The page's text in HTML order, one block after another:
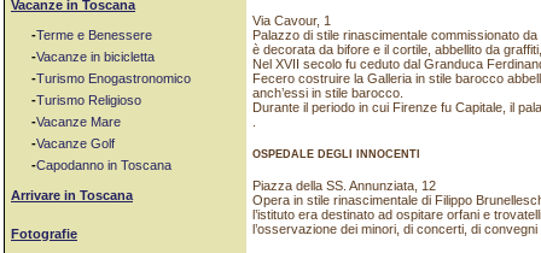
Vacanze in Toscana
-Terme e Benessere
-Vacanze in bicicletta
-Turismo Enogastronomico
-Turismo Religioso
-Vacanze Mare
-Vacanze Golf
-Capodanno in Toscana
Arrivare in Toscana
Fotografie
Via Cavour, 1
Palazzo di stile rinascimentale commissionato
è decorata da bifore e il cortile, abbellito da
Nel XVII secolo fu ceduto dal Granduca
Fecero costruire la Galleria in stile barocco
anch’essi in stile barocco.
Durante il periodo in cui Firenze fu Capitale, il
.
OSPEDALE DEGLI INNOCENTI
Piazza della SS. Annunziata, 12
Opera in stile rinascimentale di Filippo
l’istituto era destinato ad ospitare orfani e
l’osservazione dei minori, di concerti, di